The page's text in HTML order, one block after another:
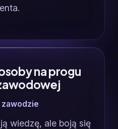
na progu
wiedzę, ale boją się